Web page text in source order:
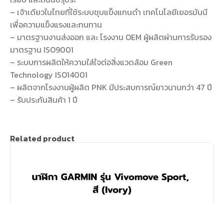
– เจ้าเดียวในไทยที่ใช้ระบบชุบแข็งแกนดำ เทคโนโลยีเยอรมันนี
เพื่อความแข็งแรงและทนทาน
– มาตรฐานงานส่งออก และ โรงงาน OEM ผู้ผลิตผ่านการรับรอง
มาตรฐาน ISO9001
– ระบบการผลิตให้ความใส่ใจต่อสิ่งแวดล้อม Green
Technology ISO14001
– ผลิตจากโรงงานผู้ผลิต PNK มีประสบการณ์ยาวนานกว่า 47 ปี
– รับประกันสินค้า 1 ปี
Related product